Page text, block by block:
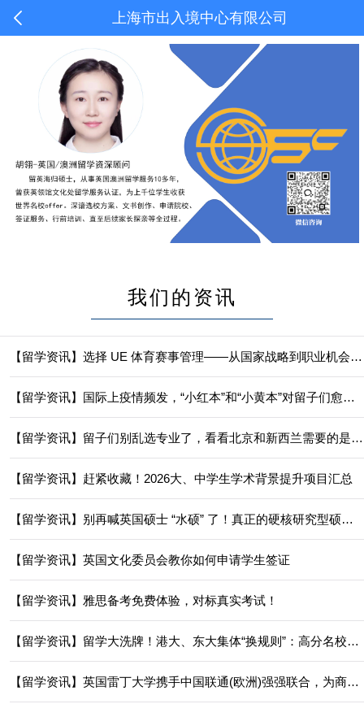
上海市出入境中心有限公司
我们的资讯
【留学资讯】选择 UE 体育赛事管理——从国家战略到职业机会的黄金路径
【留学资讯】国际上疫情频发，“小红本”和“小黄本”对留子们愈加重要！
【留学资讯】留子们别乱选专业了，看看北京和新西兰需要的是啥专业人士！
【留学资讯】赶紧收藏！2026大、中学生学术背景提升项目汇总
【留学资讯】别再喊英国硕士 “水硕” 了！真正的硬核研究型硕士，博士申请的 “试金石”，理性读博的前置选择
【留学资讯】英国文化委员会教你如何申请学生签证
【留学资讯】雅思备考免费体验，对标真实考试！
【留学资讯】留学大洗牌！港大、东大集体“换规则”：高分名校光环失效，这3类人才才是新“硬通货”
【留学资讯】英国雷丁大学携手中国联通(欧洲)强强联合，为商科学子搭建国际职场新桥梁